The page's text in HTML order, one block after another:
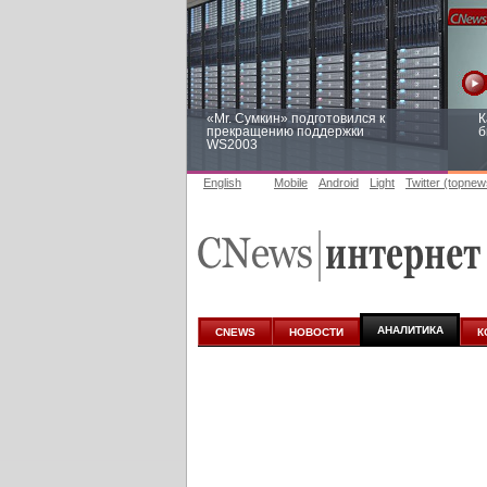
«Mr. Сумкин» подготовился к
прекращению поддержки
WS2003
аналитике
English Mobile Android Light Twitter
CNEWS НОВОСТИ АНАЛИТИКА